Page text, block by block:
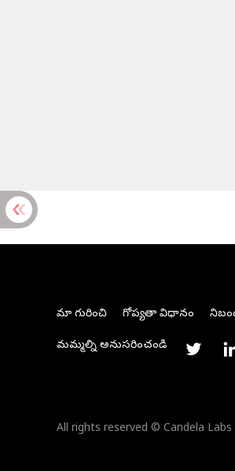
మా గురించి గోప్యతా విధానం
మమ్మల్ని అనుసరించండి
All rights reserved © Candela